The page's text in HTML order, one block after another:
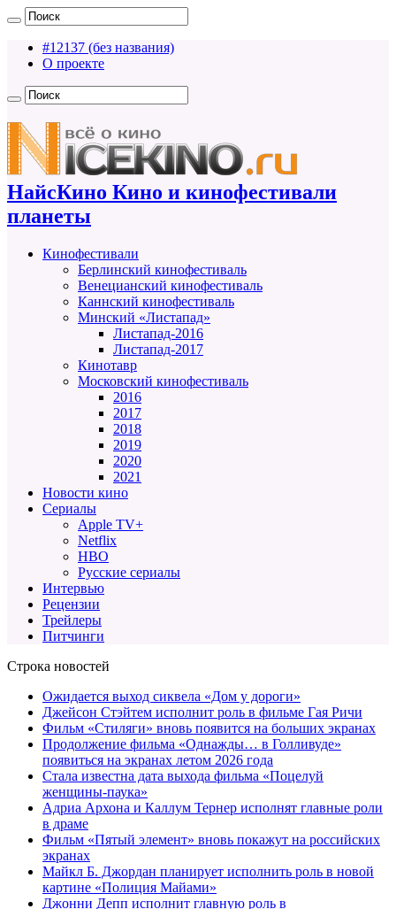
#12137 (без названия)
О проекте
НайсКино Кино и кинофестивали
планеты
Кинофестивали
Берлинский кинофестиваль
Венецианский кинофестиваль
Каннский кинофестиваль
Минский «Листапад»
Листапад-2016
Листапад-2017
Кинотавр
Московский кинофестиваль
2016
2017
2018
2019
2020
2021
Новости кино
Сериалы
Apple TV+
Netflix
HBO
Русские сериалы
Интервью
Рецензии
Трейлеры
Питчинги
Строка новостей
Ожидается выход сиквела «Дом у дороги»
Джейсон Стэйтем исполнит роль в фильме Гая Ричи
Фильм «Стиляги» вновь появится на больших экранах
Продолжение фильма «Однажды… в Голливуде»
появиться на экранах летом 2026 года
Стала известна дата выхода фильма «Поцелуй
женщины-паука»
Адриа Архона и Каллум Тернер исполнят главные роли
в драме
Фильм «Пятый элемент» вновь покажут на российских
экранах
Майкл Б. Джордан планирует исполнить роль в новой
картине «Полиция Майами»
Джонни Депп исполнит главную роль в